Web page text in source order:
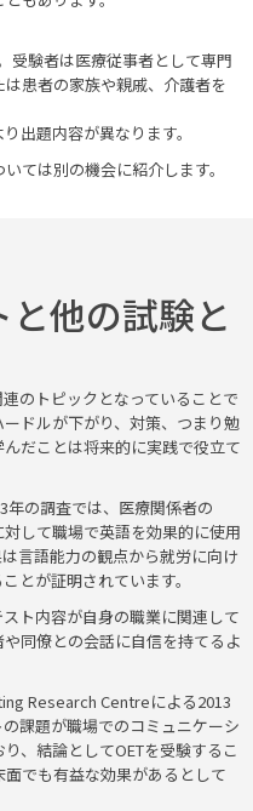
受験者は医療従事者として専門
患者の家族や親戚、介護者を
出題内容が異なります。
ては別の機会に紹介します。
他の試験と
のトピックとなっていることで
ドルが下がり、対策、つまり勉
だことは将来的に実践で役立て
の調査では、医療関係者の
して職場で英語を効果的に使用
言語能力の観点から就労に向け
とが証明されています。
ト内容が自身の職業に関連して
同僚との会話に自信を持てるよ
Research Centreによる2013
課題が職場でのコミュニケーシ
、結論としてOETを受験するこ
でも有益な効果があるとして